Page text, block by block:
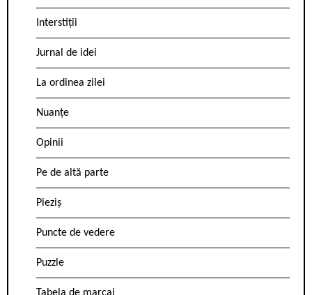
Interstiții
Jurnal de idei
La ordinea zilei
Nuanțe
Opinii
Pe de altă parte
Pieziș
Puncte de vedere
Puzzle